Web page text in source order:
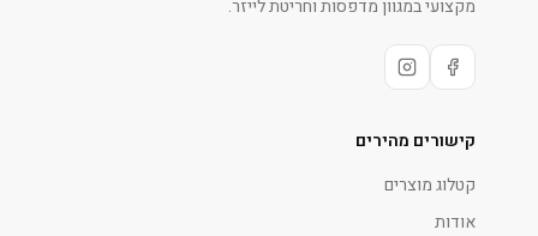
מקצועי במגוון מדפסות וחריטת לייזר.
קישורים מהירים
קטלוג מוצרים
אודות